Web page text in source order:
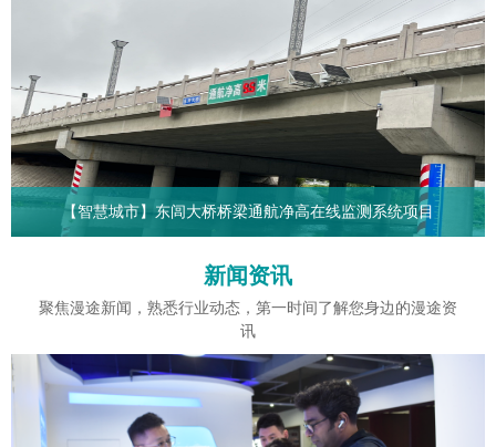
智能化项目尽管该项目未明确
标注“能耗智能化改造”，但结
合当前派出所智能化建设的普
遍趋势（如“智慧警务”与“绿...
较多，并且由于建造时间悠
久，经过常年累月的风吹日晒
及人员车辆的来回经过直接导
致桥梁结构不稳定。传统的桥
梁检测在很大程度上依赖于管
理者和...
【智慧城市】东闾大桥桥梁通航净高在线监测系统项目
《内河交通安全标志GB13851》等标准和规范的规定，为保障船
舶和桥梁等过河建筑物自身的安全，设置实时通...
新闻资讯
聚焦漫途新闻，熟悉行业动态，第一时间了解您身边的漫途资
讯